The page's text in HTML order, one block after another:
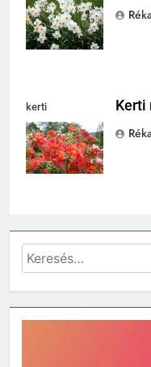
poeticus)
kerti
rododendron
Kerti
Keresés: